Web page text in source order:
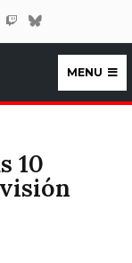
MENU
10